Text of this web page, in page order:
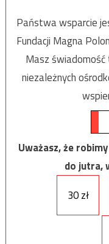
Państwa wsparcie
Fundacji Magna
Masz
niezależnych
Uważasz, że
do jutra,
30 zł